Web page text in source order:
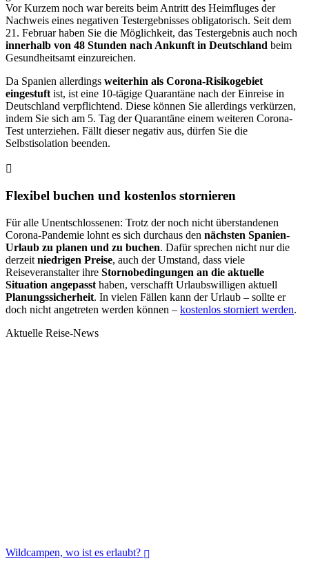
Vor Kurzem noch war bereits beim Antritt des Heimfluges der
Nachweis eines negativen Testergebnisses obligatorisch. Seit dem
21. Februar haben Sie die Möglichkeit, das Testergebnis auch noch
innerhalb von 48 Stunden nach Ankunft in Deutschland beim
Gesundheitsamt einzureichen.
Da Spanien allerdings weiterhin als Corona-Risikogebiet
eingestuft ist, ist eine 10-tägige Quarantäne nach der Einreise in
Deutschland verpflichtend. Diese können Sie allerdings verkürzen,
indem Sie sich am 5. Tag der Quarantäne einem weiteren Corona-
Test unterziehen. Fällt dieser negativ aus, dürfen Sie die
Selbstisolation beenden.
Flexibel buchen und kostenlos stornieren
Für alle Unentschlossenen: Trotz der noch nicht überstandenen
Corona-Pandemie lohnt es sich durchaus den nächsten Spanien-
Urlaub zu planen und zu buchen. Dafür sprechen nicht nur die
derzeit niedrigen Preise, auch der Umstand, dass viele
Reiseveranstalter ihre Stornobedingungen an die aktuelle
Situation angepasst haben, verschafft Urlaubswilligen aktuell
Planungssicherheit. In vielen Fällen kann der Urlaub – sollte er
doch nicht angetreten werden können – kostenlos storniert werden.
Aktuelle Reise-News
Wildcampen, wo ist es erlaubt?